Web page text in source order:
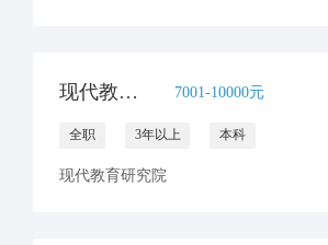
现代教育研究院招聘新媒体运营（全职1人，实习生1人） 7001-10000元
全职 3年以上 本科
现代教育研究院